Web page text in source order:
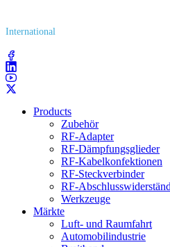
International
Products
Zubehör
RF-Adapter
RF-Dämpfungsglieder
RF-Kabelkonfektionen
RF-Steckverbinder
RF-
Werkzeuge
Märkte
Luft- und Raumfahrt
Automobilindustrie